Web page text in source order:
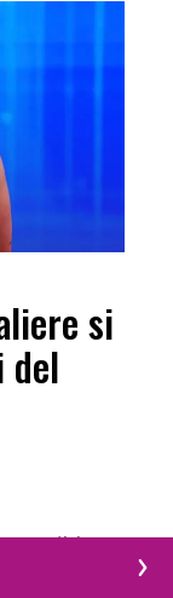
si
del
edizione, ora
il Serale di